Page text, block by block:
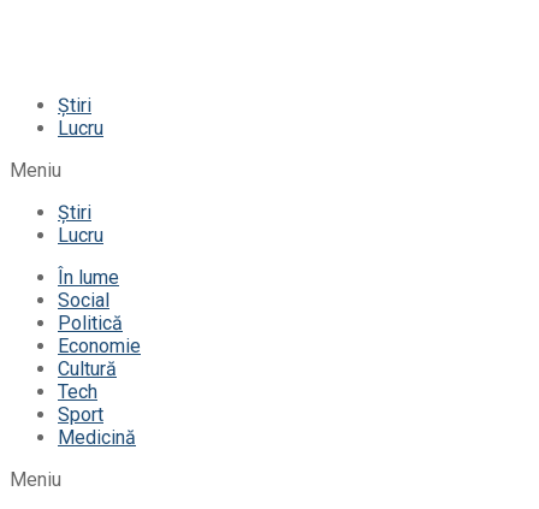
Știri
Lucru
Meniu
Știri
Lucru
În lume
Social
Politică
Economie
Cultură
Tech
Sport
Medicină
Meniu